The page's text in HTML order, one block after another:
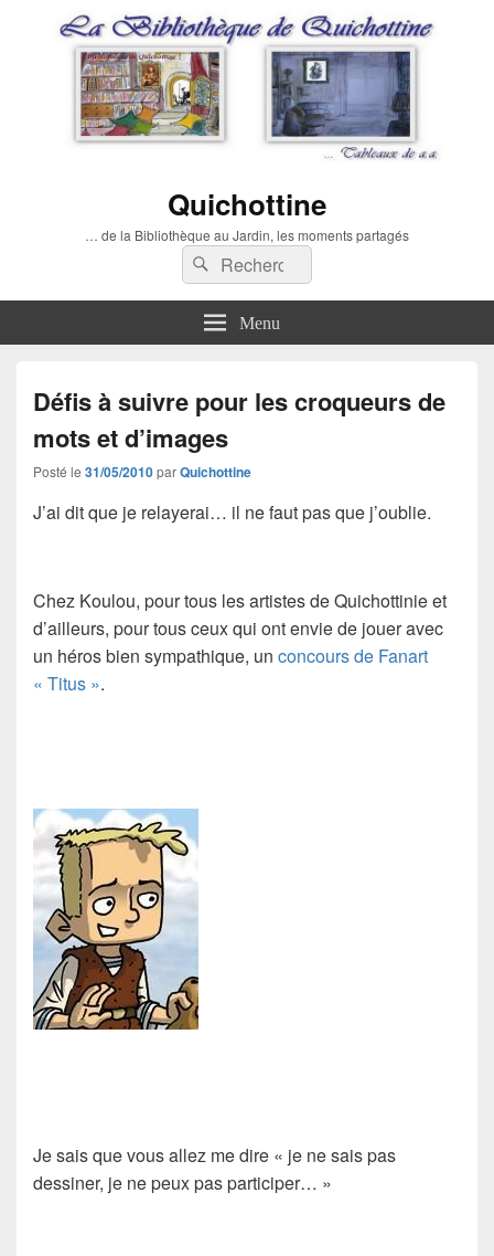
Quichottine
… de la Bibliothèque au Jardin, les moments partagés
Recherche :
Rechercher
Menu
Défis à suivre pour les croqueurs de
mots et d’images
Posté le 31/05/2010parQuichottine
J’ai dit que je relayerai… il ne faut pas que j’oublie.
Chez Koulou, pour tous les artistes de Quichottinie et
d’ailleurs, pour tous ceux qui ont envie de jouer avec
un héros bien sympathique, un concours de Fanart
« Titus ».
Je sais que vous allez me dire « je ne sais pas
dessiner, je ne peux pas participer… »